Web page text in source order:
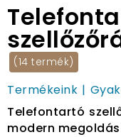
(14 termék)
Termékeink
Telefontartó
modern